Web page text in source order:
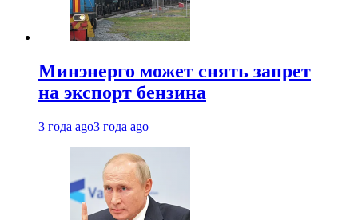
Минэнерго может снять запрет
на экспорт бензина
3 года ago3 года ago